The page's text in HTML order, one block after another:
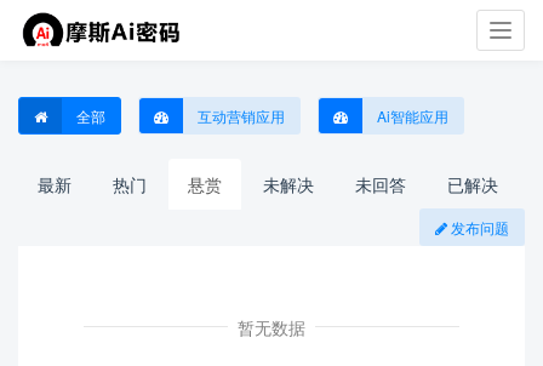
全部 互动营销应用 Ai智能应用
最新 热门 悬赏 未解决 未回答 已解决
发布问题
暂无数据